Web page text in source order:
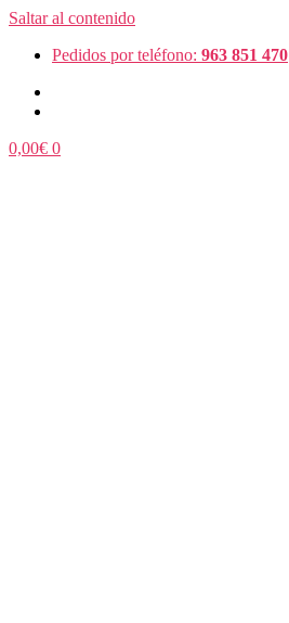
Saltar al contenido
Pedidos por teléfono: 963 851 470
0,00€ 0